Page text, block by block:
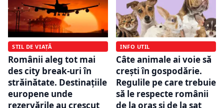
STIL DE VIAȚĂ
Românii aleg tot mai
des city break-uri în
străinătate. Destinațiile
europene unde
rezervările au crescut
INFO UTIL
Câte animale ai voie să
crești în gospodărie.
Regulile pe care trebuie
să le respecte românii
de la oraș și de la sat